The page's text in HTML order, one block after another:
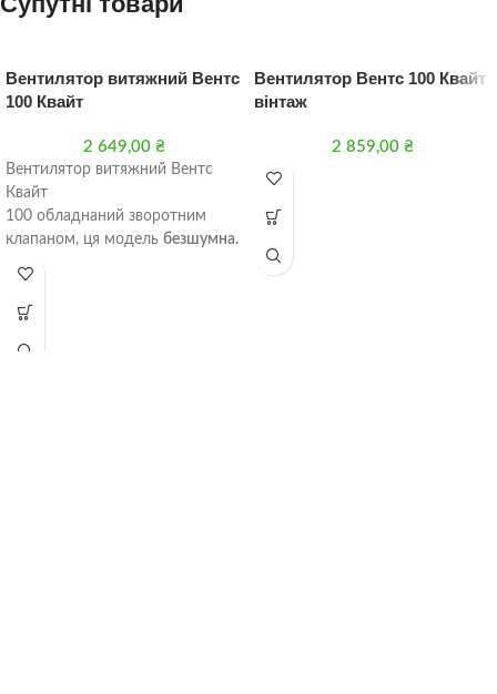
Вентилятор витяжний Вентс
100 Квайт
2 649,00 ₴
Вентилятор витяжний Вентс
Квайт
100 обладнаний зворотним
клапаном, ця модель безшумна.
Вентилятор Вентс 100 Квайт
вінтаж
2 859,00 ₴